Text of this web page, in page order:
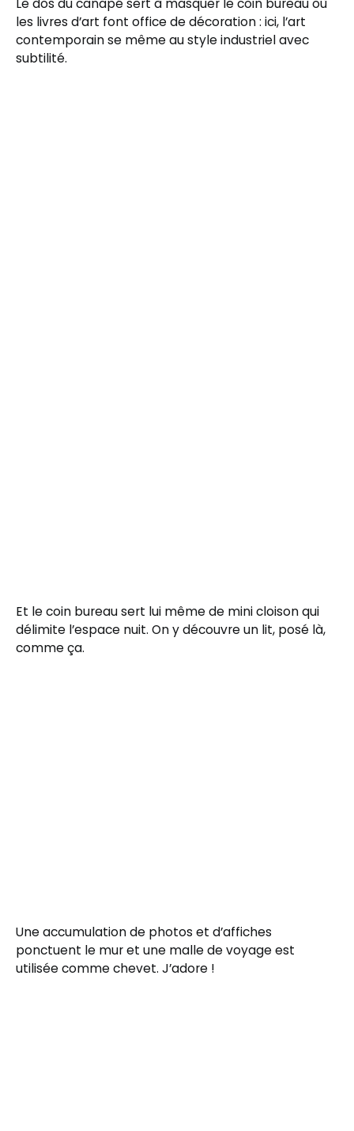
les livres d’art font office de décoration : ici, l’art
contemporain se même au style industriel avec
subtilité.
Et le coin bureau sert lui même de mini cloison qui
délimite l’espace nuit. On y découvre un lit, posé là,
comme ça.
Une accumulation de photos et d’affiches
ponctuent le mur et une malle de voyage est
utilisée comme chevet. J’adore !